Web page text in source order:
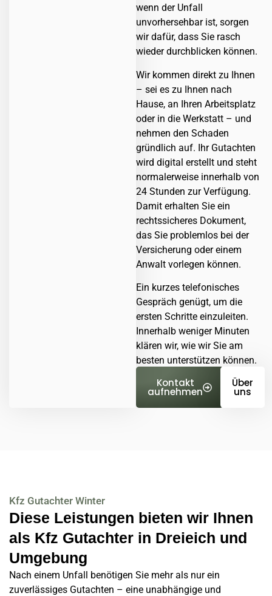
wenn der Unfall
unvorhersehbar ist, sorgen
wir dafür, dass Sie rasch
wieder durchblicken können.
Wir kommen direkt zu Ihnen
– sei es zu Ihnen nach
Hause, an Ihren Arbeitsplatz
oder in die Werkstatt – und
nehmen den Schaden
gründlich auf. Ihr Gutachten
wird digital erstellt und steht
normalerweise innerhalb von
24 Stunden zur Verfügung.
Damit erhalten Sie ein
rechtssicheres Dokument,
das Sie problemlos bei der
Versicherung oder einem
Anwalt vorlegen können.
Ein kurzes telefonisches
Gespräch genügt, um die
ersten Schritte einzuleiten.
Innerhalb weniger Minuten
klären wir, wie wir Sie am
besten unterstützen können.
Kontakt
aufnehmen
Über
uns
Kfz Gutachter Winter
Diese Leistungen bieten wir Ihnen
als Kfz Gutachter in Dreieich und
Umgebung
Nach einem Unfall benötigen Sie mehr als nur ein
zuverlässiges Gutachten – eine unabhängige und